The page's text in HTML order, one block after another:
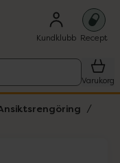
Kundklubb Recept
Varukorg